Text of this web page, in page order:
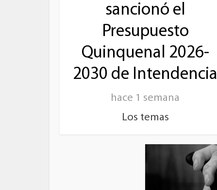
sancionó el
Presupuesto
Quinquenal 2026-
2030 de Intendencia
hace 1 semana
Los temas